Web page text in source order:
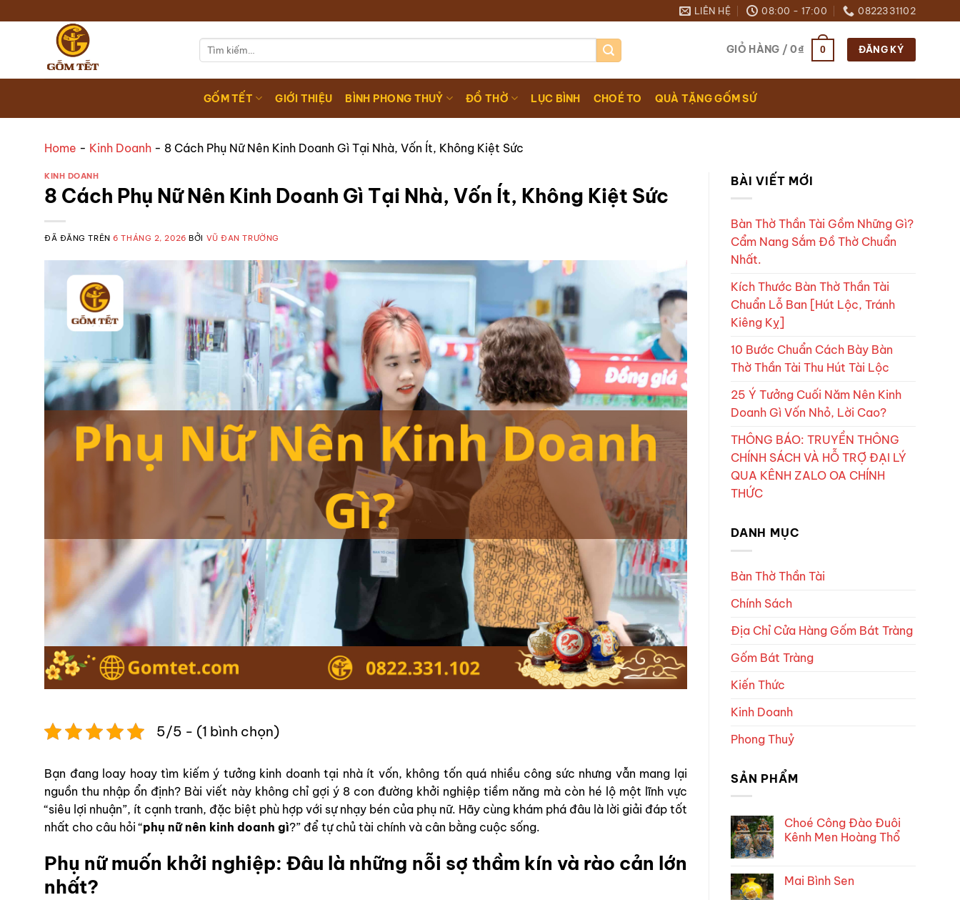
đến
LIÊN HỆ 08:00 - 17:00 0822331102
Tìm
kiếm:
GIỎ HÀNG /0₫ 0 ĐĂNG KÝ
GỐM TẾT GIỚI THIỆU BÌNH PHONG THUỶ ĐỒ THỜ LỤC BÌNH CHOÉ TO QUÀ TẶNG GỐM SỨ
Home - Kinh Doanh - 8 Cách Phụ Nữ Nên Kinh Doanh Gì Tại Nhà, Vốn Ít, Không Kiệt Sức
KINH DOANH
8 Cách Phụ Nữ Nên Kinh Doanh Gì Tại Nhà, Vốn Ít, Không Kiệt Sức
ĐÃ ĐĂNG TRÊN6 THÁNG 2, 2026 BỞI VŨ ĐAN TRƯỜNG
5/5 - (1 bình chọn)
Bạn đang loay hoay tìm kiếm ý tưởng kinh doanh tại nhà ít vốn, không tốn quá nhiều công sức nhưng vẫn mang lại
nguồn thu nhập ổn định? Bài viết này không chỉ gợi ý 8 con đường khởi nghiệp tiềm năng mà còn hé lộ một lĩnh vực
“siêu lợi nhuận”, ít cạnh tranh, đặc biệt phù hợp với sự nhạy bén của phụ nữ. Hãy cùng khám phá đâu là lời giải đáp tốt
nhất cho câu hỏi “phụ nữ nên kinh doanh gì?” để tự chủ tài chính và cân bằng cuộc sống.
Phụ nữ muốn khởi nghiệp: Đâu là những nỗi sợ thầm kín và rào cản lớn
nhất?
BÀI VIẾT MỚI
Bàn Thờ Thần Tài Gồm Những Gì?
Cẩm Nang Sắm Đồ Thờ Chuẩn
Nhất.
Kích Thước Bàn Thờ Thần Tài
Chuẩn Lỗ Ban [Hút Lộc, Tránh
Kiêng Kỵ]
10 Bước Chuẩn Cách Bày Bàn
Thờ Thần Tài Thu Hút Tài Lộc
25 Ý Tưởng Cuối Năm Nên Kinh
Doanh Gì Vốn Nhỏ, Lời Cao?
THÔNG BÁO: TRUYỀN THÔNG
CHÍNH SÁCH VÀ HỖ TRỢ ĐẠI LÝ
QUA KÊNH ZALO OA CHÍNH
THỨC
DANH MỤC
Bàn Thờ Thần Tài
Chính Sách
Địa Chỉ Cửa Hàng Gốm Bát Tràng
Gốm Bát Tràng
Kiến Thức
Kinh Doanh
Phong Thuỷ
SẢN PHẨM
Choé Công Đào Đuôi
Kênh Men Hoàng Thổ
Mai Bình Sen